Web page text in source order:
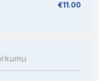
€11.00